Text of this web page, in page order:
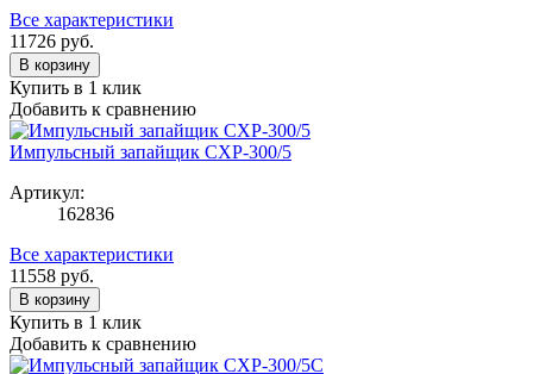
Все характеристики
11726 руб.
В корзину
Купить в 1 клик
Добавить к сравнению
Импульсный запайщик CXP-300/5
Артикул:
162836
Все характеристики
11558 руб.
В корзину
Купить в 1 клик
Добавить к сравнению